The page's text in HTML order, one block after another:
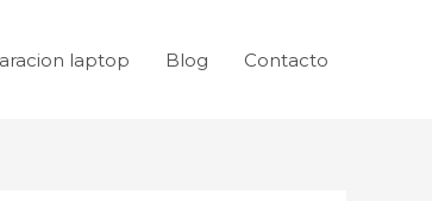
laptop Blog Contacto